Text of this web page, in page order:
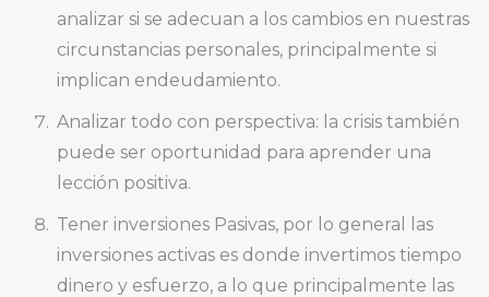
analizar si se adecuan a los cambios en nuestras
circunstancias personales, principalmente si
implican endeudamiento.
Analizar todo con perspectiva: la crisis también
puede ser oportunidad para aprender una
lección positiva.
Tener inversiones Pasivas, por lo general las
inversiones activas es donde invertimos tiempo
dinero y esfuerzo, a lo que principalmente las